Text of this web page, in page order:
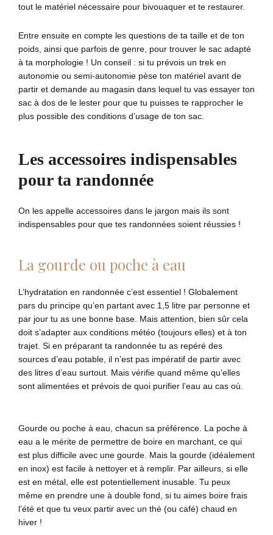
tout le matériel nécessaire pour bivouaquer et te restaurer.
Entre ensuite en compte les questions de ta taille et de ton
poids, ainsi que parfois de genre, pour trouver le sac adapté
à ta morphologie ! Un conseil : si tu prévois un trek en
autonomie ou semi-autonomie pèse ton matériel avant de
partir et demande au magasin dans lequel tu vas essayer ton
sac à dos de le lester pour que tu puisses te rapprocher le
plus possible des conditions d’usage de ton sac.
Les accessoires indispensables
pour ta randonnée
On les appelle accessoires dans le jargon mais ils sont
indispensables pour que tes randonnées soient réussies !
La gourde ou poche à eau
L’hydratation en randonnée c’est essentiel ! Globalement
pars du principe qu’en partant avec 1,5 litre par personne et
par jour tu as une bonne base. Mais attention, bien sûr cela
doit s’adapter aux conditions météo (toujours elles) et à ton
trajet. Si en préparant ta randonnée tu as repéré des
sources d’eau potable, il n’est pas impératif de partir avec
des litres d’eau surtout. Mais vérifie quand même qu’elles
sont alimentées et prévois de quoi purifier l’eau au cas où.
Gourde ou poche à eau, chacun sa préférence. La poche à
eau a le mérite de permettre de boire en marchant, ce qui
est plus difficile avec une gourde. Mais la gourde (idéalement
en inox) est facile à nettoyer et à remplir. Par ailleurs, si elle
est en métal, elle est potentiellement inusable. Tu peux
même en prendre une à double fond, si tu aimes boire frais
l’été et que tu veux partir avec un thé (ou café) chaud en
hiver !